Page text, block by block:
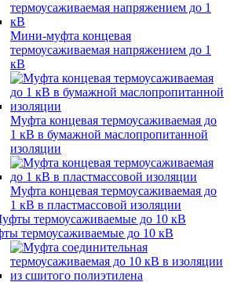
Мини-муфта концевая
термоусаживаемая напряжением до 1
кВ
Муфта концевая термоусаживаемая до
1 кВ в бумажной маслопропитанной
изоляции
Муфта концевая термоусаживаемая до
1 кВ в пластмассовой изоляции
термоусаживаемые до 10 кВ